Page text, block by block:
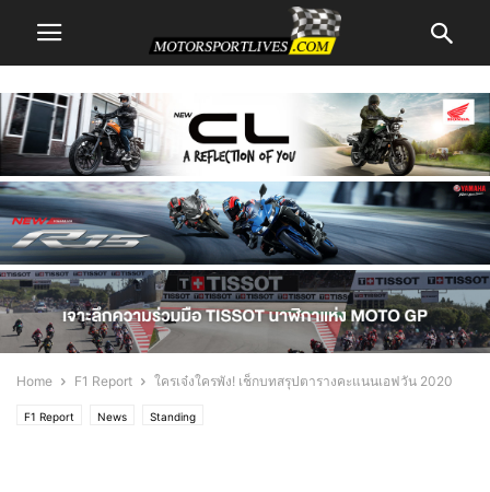
Home F1 Report ใครเจ๋งใครพัง! เช็กบทสรุปตารางคะแนนเอฟวัน 2020
F1 Report News Standing